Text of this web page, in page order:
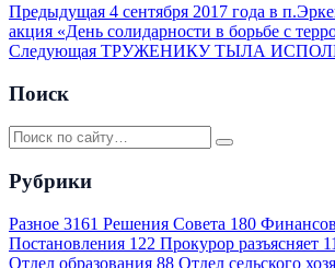
Предыдущая 4 сентября 2017 года в
акция «День солидарности в борьбе с
Следующая ТРУЖЕНИКУ ТЫЛА
Поиск
Рубрики
Разное 3161 Решения Совета 180
Постановления 122 Прокурор разъясняет
Отдел образования 88 Отдел сельского